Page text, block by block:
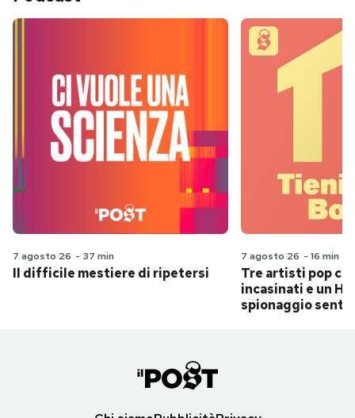
7 agosto 26 - 37 min
Il difficile mestiere di ripetersi
7 agosto 26 - 16 min
Tre artisti pop
incasinati e un
spionaggio